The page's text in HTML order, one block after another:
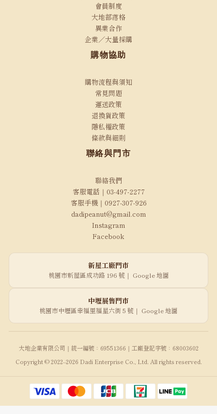
會員制度
大地部落格
異業合作
企業／大量採購
購物協助
購物流程與須知
常見問題
運送政策
退換貨政策
隱私權政策
條款與細則
聯絡與門市
聯絡我們
客服電話｜03-497-2277
客服手機｜0927-307-926
dadipeanut@gmail.com
Instagram
Facebook
新屋工廠門市
桃園市新屋區成功路 196 號｜ Google 地圖
中壢展售門市
桃園市中壢區幸福里福星六街 5 號｜ Google 地圖
大地企業有限公司｜統一編號：69551366｜工廠登記字號：68003602
Copyright © 2022–2026 Dadi Enterprise Co., Ltd. All rights reserved.